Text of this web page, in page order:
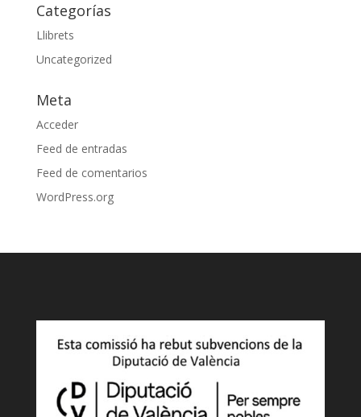
Categorías
Llibrets
Uncategorized
Meta
Acceder
Feed de entradas
Feed de comentarios
WordPress.org